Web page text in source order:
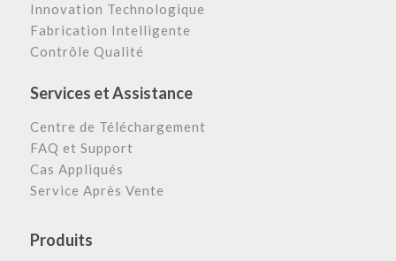
Innovation Technologique
Fabrication Intelligente
Contrôle Qualité
Services et Assistance
Centre de Téléchargement
FAQ et Support
Cas Appliqués
Service Après Vente
Produits